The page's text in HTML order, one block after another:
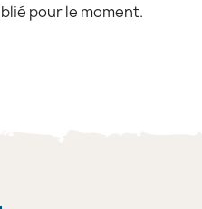
pour le moment.